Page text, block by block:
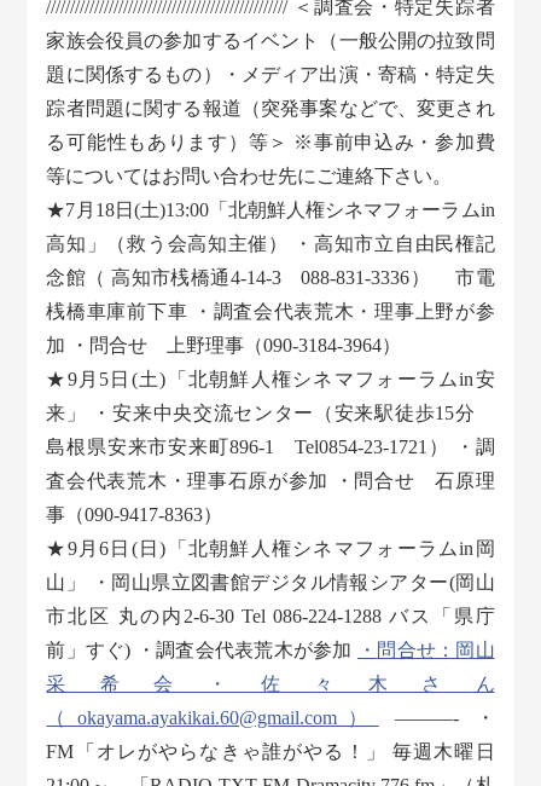
////////////////////////////////////////////////// ＜調査会・特定失踪者
家族会役員の参加するイベント（一般公開の拉致問
題に関係するもの）・メディア出演・寄稿・特定失
踪者問題に関する報道（突発事案などで、変更され
る可能性もあります）等＞ ※事前申込み・参加費
等についてはお問い合わせ先にご連絡下さい。
★7月18日(土)13:00「北朝鮮人権シネマフォーラムin
高知」（救う会高知主催） ・高知市立自由民権記
念館（ 高知市桟橋通4-14-3 088-831-3336） 市電
桟橋車庫前下車 ・調査会代表荒木・理事上野が参
加 ・問合せ 上野理事（090-3184-3964）
★9月5日(土)「北朝鮮人権シネマフォーラムin安
来」 ・安来中央交流センター（安来駅徒歩15分
島根県安来市安来町896-1 Tel0854-23-1721） ・調
査会代表荒木・理事石原が参加 ・問合せ 石原理
事（090-9417-8363）
★9月6日(日)「北朝鮮人権シネマフォーラムin岡
山」 ・岡山県立図書館デジタル情報シアター(岡山
市北区 丸の内2-6-30 Tel 086-224-1288 バス「県庁
前」すぐ) ・調査会代表荒木が参加
・問合せ：岡山
采希会・佐々木さん
（okayama.ayakikai.60@gmail.com）
———- ・
FM「オレがやらなきゃ誰がやる！」 毎週木曜日